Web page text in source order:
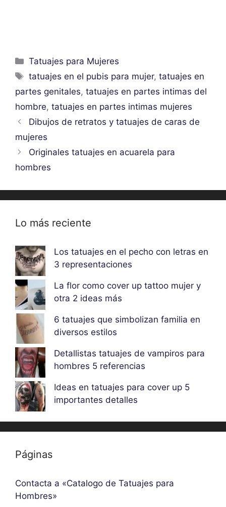
Categorías
Tatuajes para Mujeres
Etiquetas
tatuajes en el pubis para mujer,tatuajes en
partes genitales, tatuajes en partes intimas del
hombre, tatuajes en partes intimas mujeres
Dibujos de retratos y tatuajes de caras de
mujeres
Originales tatuajes en acuarela para
hombres
Lo más reciente
Los tatuajes en el pecho con letras en
3 representaciones
La flor como cover up tattoo mujer y
otra 2 ideas más
6 tatuajes que simbolizan familia en
diversos estilos
Detallistas tatuajes de vampiros para
hombres 5 referencias
Ideas en tatuajes para cover up 5
importantes detalles
Páginas
Contacta a «Catalogo de Tatuajes para
Hombres»